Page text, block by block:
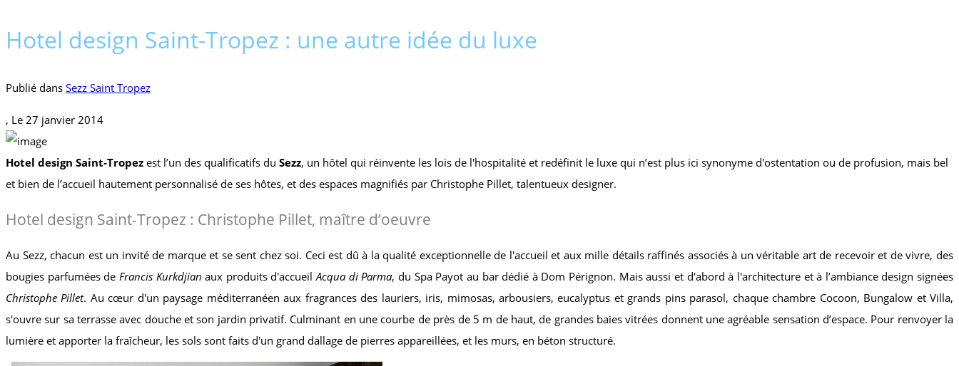
Hotel design Saint-Tropez : une autre idée du luxe
Publié dans Sezz Saint Tropez
, Le 27 janvier 2014
Hotel design Saint-Tropez est l’un des qualificatifs du Sezz, un hôtel qui réinvente les lois de l'hospitalité et redéfinit le luxe qui n’est plus ici synonyme d'ostentation ou de profusion, mais bel
et bien de l’accueil hautement personnalisé de ses hôtes, et des espaces magnifiés par Christophe Pillet, talentueux designer.
Hotel design Saint-Tropez : Christophe Pillet, maître d’oeuvre
Au Sezz, chacun est un invité de marque et se sent chez soi. Ceci est dû à la qualité exceptionnelle de l'accueil et aux mille détails raffinés associés à un véritable art de recevoir et de vivre, des
bougies parfumées de Francis Kurkdjian aux produits d'accueilAcqua di Parma, du Spa Payot au bar dédié à Dom Pérignon. Mais aussi et d'abord à l'architecture et à l’ambiance design signées
Christophe Pillet. Au cœur d'un paysage méditerranéen aux fragrances des lauriers, iris, mimosas, arbousiers, eucalyptus et grands pins parasol, chaque chambre Cocoon, Bungalow et Villa,
s'ouvre sur sa terrasse avec douche et son jardin privatif. Culminant en une courbe de près de 5 m de haut, de grandes baies vitrées donnent une agréable sensation d’espace. Pour renvoyer la
lumière et apporter la fraîcheur, les sols sont faits d'un grand dallage de pierres appareillées, et les murs, en béton structuré.